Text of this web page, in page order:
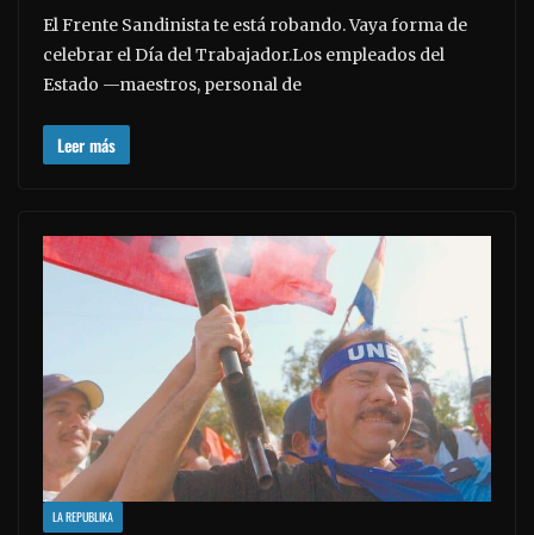
El Frente Sandinista te está robando. Vaya forma de
celebrar el Día del Trabajador.Los empleados del
Estado —maestros, personal de
Leer más
LA REPUBLIKA